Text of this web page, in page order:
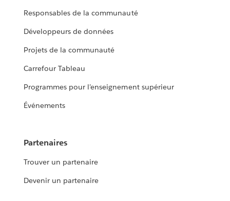
Responsables de la communauté
Développeurs de données
Projets de la communauté
Carrefour Tableau
Programmes pour l’enseignement supérieur
Événements
Partenaires
Trouver un partenaire
Devenir un partenaire